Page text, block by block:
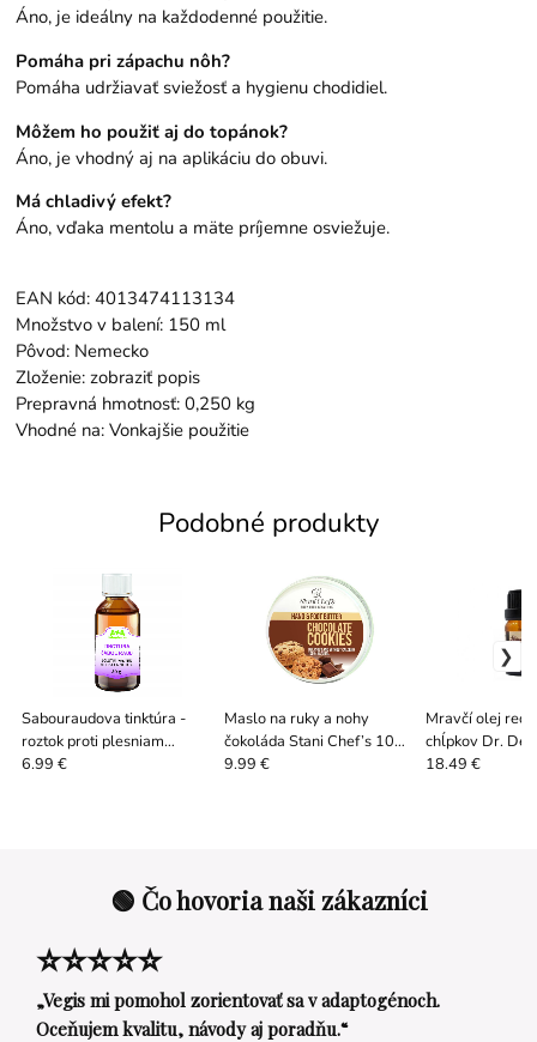
Áno, je ideálny na každodenné použitie.
Pomáha pri zápachu nôh?
Pomáha udržiavať sviežosť a hygienu chodidiel.
Môžem ho použiť aj do topánok?
Áno, je vhodný aj na aplikáciu do obuvi.
Má chladivý efekt?
Áno, vďaka mentolu a mäte príjemne osviežuje.
EAN kód: 4013474113134
Množstvo v balení: 150 ml
Pôvod: Nemecko
Zloženie: zobraziť popis
Prepravná hmotnosť: 0,250 kg
Vhodné na: Vonkajšie použitie
Podobné produkty
Sabouraudova tinktúra -
roztok proti plesniam
nechtov (30 ml)
6.99 €
Maslo na ruky a nohy
čokoláda Stani Chef’s 100
ml
9.99 €
Mravčí olej
chĺpkov Dr.
ml
18.49 €
🟢 Čo hovoria naši zákazníci
⭐⭐⭐⭐⭐
„Vegis mi pomohol zorientovať sa v adaptogénoch.
Oceňujem kvalitu, návody aj poradňu.“